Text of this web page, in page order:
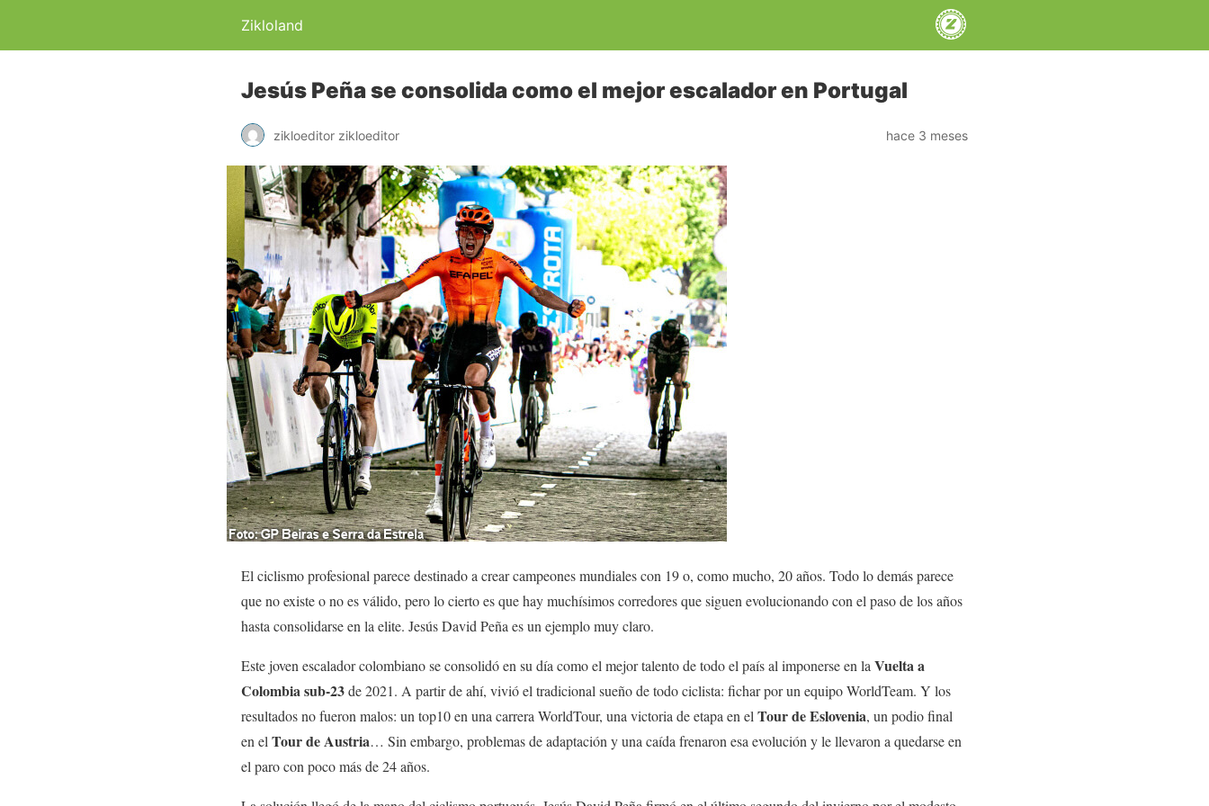
Zikloland
Jesús Peña se consolida como el mejor escalador en Portugal
zikloeditor zikloeditor hace 3 meses
El ciclismo profesional parece destinado a crear campeones mundiales con 19 o, como mucho, 20 años. Todo lo demás parece
que no existe o no es válido, pero lo cierto es que hay muchísimos corredores que siguen evolucionando con el paso de los años
hasta consolidarse en la elite. Jesús David Peña es un ejemplo muy claro.
Este joven escalador colombiano se consolidó en su día como el mejor talento de todo el país al imponerse en la Vuelta a
Colombia sub-23de 2021. A partir de ahí, vivió el tradicional sueño de todo ciclista: fichar por un equipo WorldTeam. Y los
resultados no fueron malos: un top10 en una carrera WorldTour, una victoria de etapa en el Tour de Eslovenia, un podio final
en el Tour de Austria… Sin embargo, problemas de adaptación y una caída frenaron esa evolución y le llevaron a quedarse en
el paro con poco más de 24 años.